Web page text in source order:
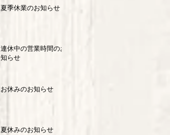
夏季休業のお知らせ
連休中の営業時間のお
知らせ
お休みのお知らせ
夏休みのお知らせ